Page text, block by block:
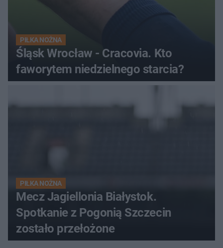
PIŁKA NOŻNA
Śląsk Wrocław - Cracovia. Kto
faworytem niedzielnego starcia?
PIŁKA NOŻNA
Mecz Jagiellonia Białystok.
Spotkanie z Pogonią Szczecin
zostało przełożone